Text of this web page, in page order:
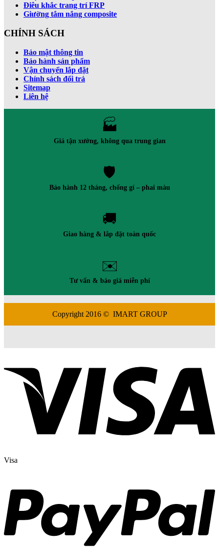
Điêu khắc trang trí FRP
Giường tắm nắng composite
CHÍNH SÁCH
Bảo mật thông tin
Bảo hành sản phẩm
Vận chuyển lắp đặt
Chính sách đổi trả
Sitemap
Liên hệ
🏭
Giá tận xưởng, không qua trung gian
🛡️
Bảo hành 12 tháng, chống gỉ – phai màu
🚚
Giao hàng & lắp đặt toàn quốc
✉️
Tư vấn & báo giá miễn phí
Copyright 2016 © IMART GROUP
Visa